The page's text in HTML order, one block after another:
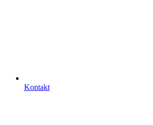
Kontakt